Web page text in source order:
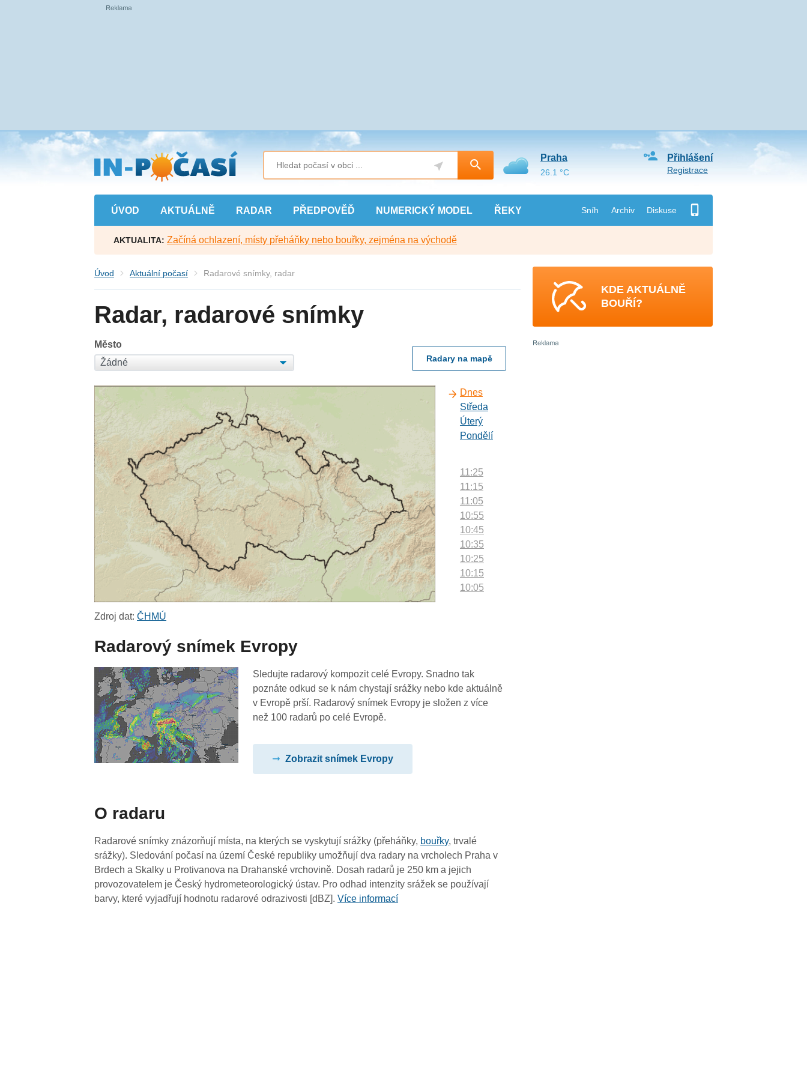
Přejít
na
hlavní
obsah
ÚVOD AKTUÁLNĚ RADAR PŘEDPOVĚĎ NUMERICKÝ MODEL ŘEKY Sníh Archiv Diskuse
Přihlášení
Registrace
Praha
26.1 °C
AKTUALITA: Začíná ochlazení, místy přeháňky nebo bouřky, zejména na východě
Úvod Aktuální počasí Radarové snímky, radar
Radar, radarové snímky
Město
Radary na mapě
Dnes
Středa
Úterý
Pondělí
11:25
11:15
11:05
10:55
10:45
10:35
10:25
10:15
10:05
09:05
08:55
08:45
07:05
06:55
06:45
06:35
Zdroj dat:ČHMÚ
Radarový snímek Evropy
Sledujte radarový kompozit celé Evropy. Snadno tak
poznáte odkud se k nám chystají srážky nebo kde aktuálně
v Evropě prší. Radarový snímek Evropy je složen z více
než 100 radarů po celé Evropě.
Zobrazit snímek Evropy
O radaru
Radarové snímky znázorňují místa, na kterých se vyskytují srážky (přeháňky, bouřky, trvalé
srážky). Sledování počasí na území České republiky umožňují dva radary na vrcholech Praha v
Brdech a Skalky u Protivanova na Drahanské vrchovině. Dosah radarů je 250 km a jejich
provozovatelem je Český hydrometeorologický ústav. Pro odhad intenzity srážek se používají
barvy, které vyjadřují hodnotu radarové odrazivosti [dBZ].Více informací
KDE AKTUÁLNĚ
BOUŘÍ?